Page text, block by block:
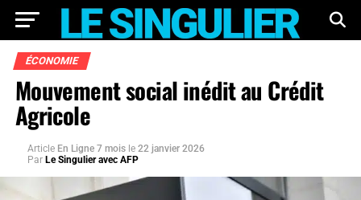
ÉCONOMIE
Mouvement social inédit au Crédit
Agricole
Article En Ligne 7 mois le 22 janvier 2026
Par Le Singulier avec AFP